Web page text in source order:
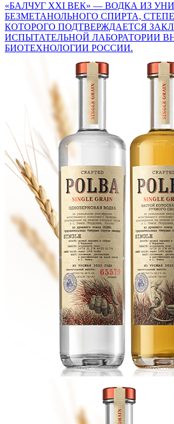
«БАЛЧУГ XXI ВЕК» — ВОДКА ИЗ
БЕЗМЕТАНОЛЬНОГО СПИРТА,
КОТОРОГО ПОДТВЕРЖДАЕТСЯ
ИСПЫТАТЕЛЬНОЙ ЛАБОРАТОРИИ
БИОТЕХНОЛОГИИ РОССИИ.